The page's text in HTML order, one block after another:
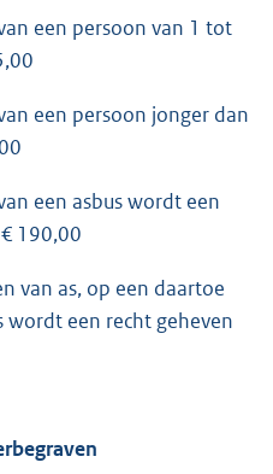
een persoon van 1 tot
een persoon jonger dan
een asbus wordt een
190,00
van as, op een daartoe
wordt een recht geheven